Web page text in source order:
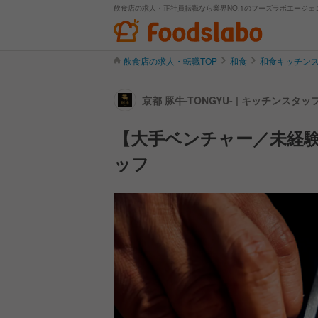
飲食店の求人・正社員転職なら業界NO.1のフーズラボエージェ
飲食店の求人・転職TOP 和食 和食キッチン
京都 豚牛-TONGYU- | キッチンスタッ
【大手ベンチャー／未
ッフ